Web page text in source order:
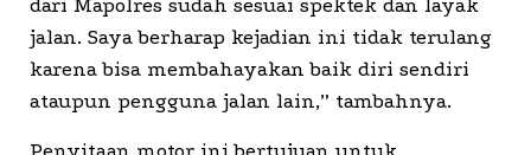
dari Mapolres sudah sesuai spektek dan layak
jalan. Saya berharap kejadian ini tidak terulang
karena bisa membahayakan baik diri sendiri
ataupun pengguna jalan lain,” tambahnya.